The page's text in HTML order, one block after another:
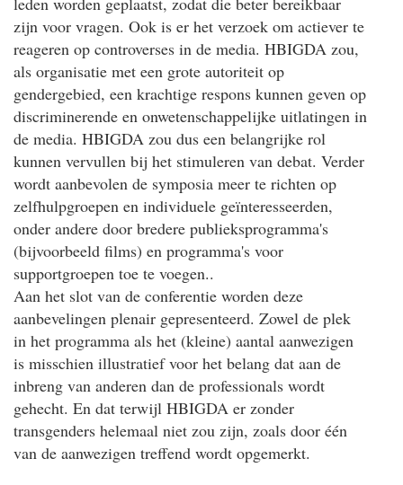
zijn voor vragen. Ook is er het verzoek om actiever te
reageren op controverses in de media. HBIGDA zou,
als organisatie met een grote autoriteit op
gendergebied, een krachtige respons kunnen geven op
discriminerende en onwetenschappelijke uitlatingen in
de media. HBIGDA zou dus een belangrijke rol
kunnen vervullen bij het stimuleren van debat. Verder
wordt aanbevolen de symposia meer te richten op
zelfhulpgroepen en individuele geïnteresseerden,
onder andere door bredere publieksprogramma's
(bijvoorbeeld films) en programma's voor
supportgroepen toe te voegen..
Aan het slot van de conferentie worden deze
aanbevelingen plenair gepresenteerd. Zowel de plek
in het programma als het (kleine) aantal aanwezigen
is misschien illustratief voor het belang dat aan de
inbreng van anderen dan de professionals wordt
gehecht. En dat terwijl HBIGDA er zonder
transgenders helemaal niet zou zijn, zoals door één
van de aanwezigen treffend wordt opgemerkt.